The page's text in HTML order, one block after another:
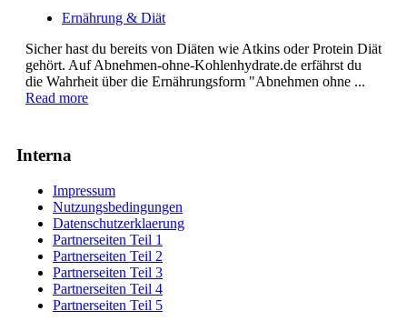
Ernährung & Diät
Sicher hast du bereits von Diäten wie Atkins oder Protein Diät
gehört. Auf Abnehmen-ohne-Kohlenhydrate.de erfährst du
die Wahrheit über die Ernährungsform "Abnehmen ohne ...
Read more
Interna
Impressum
Nutzungsbedingungen
Datenschutzerklaerung
Partnerseiten Teil 1
Partnerseiten Teil 2
Partnerseiten Teil 3
Partnerseiten Teil 4
Partnerseiten Teil 5